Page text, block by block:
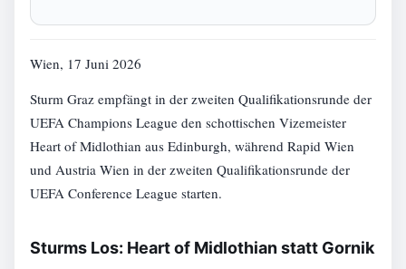
Wien, 17 Juni 2026
Sturm Graz empfängt in der zweiten Qualifikationsrunde der
UEFA Champions League den schottischen Vizemeister
Heart of Midlothian aus Edinburgh, während Rapid Wien
und Austria Wien in der zweiten Qualifikationsrunde der
UEFA Conference League starten.
Sturms Los: Heart of Midlothian statt Gornik